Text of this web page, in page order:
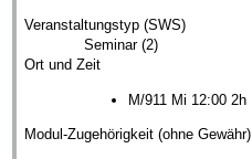
Veranstaltungstyp (SWS)
Seminar (2)
Ort und Zeit
M/911 Mi 12:00 2h
Modul-Zugehörigkeit (ohne Gewähr)